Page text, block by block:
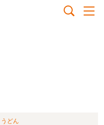
どん